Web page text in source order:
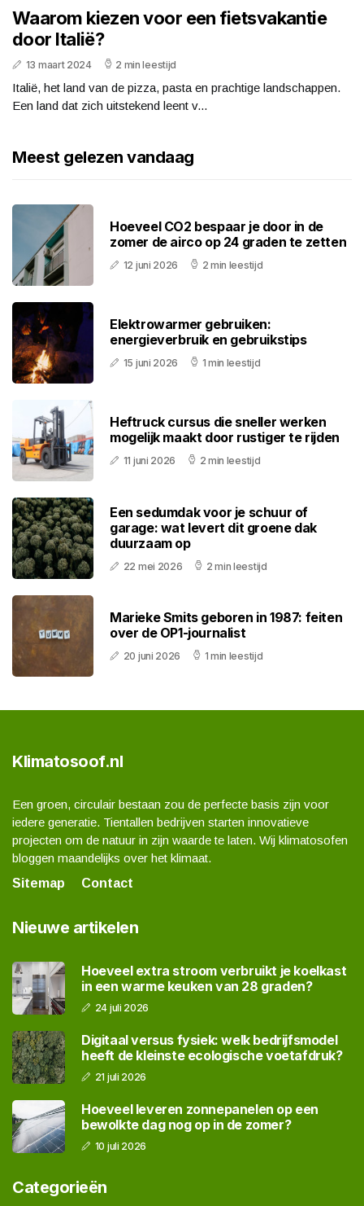
Waarom kiezen voor een fietsvakantie
door Italië?
13 maart 2024 2 min leestijd
Italië, het land van de pizza, pasta en prachtige landschappen.
Een land dat zich uitstekend leent v...
Meest gelezen vandaag
Hoeveel CO2 bespaar je door in de
zomer de airco op 24 graden te zetten
12 juni 2026 2 min leestijd
Elektrowarmer gebruiken:
energieverbruik en gebruikstips
15 juni 2026 1 min leestijd
Heftruck cursus die sneller werken
mogelijk maakt door rustiger te rijden
11 juni 2026 2 min leestijd
Een sedumdak voor je schuur of
garage: wat levert dit groene dak
duurzaam op
22 mei 2026 2 min leestijd
Marieke Smits geboren in 1987: feiten
over de OP1-journalist
20 juni 2026 1 min leestijd
Klimatosoof.nl
Een groen, circulair bestaan zou de perfecte basis zijn voor
iedere generatie. Tientallen bedrijven starten innovatieve
projecten om de natuur in zijn waarde te laten. Wij klimatosofen
bloggen maandelijks over het klimaat.
Sitemap
Contact
Nieuwe artikelen
Hoeveel extra stroom verbruikt je koelkast
in een warme keuken van 28 graden?
24 juli 2026
Digitaal versus fysiek: welk bedrijfsmodel
heeft de kleinste ecologische voetafdruk?
21 juli 2026
Hoeveel leveren zonnepanelen op een
bewolkte dag nog op in de zomer?
10 juli 2026
Categorieën